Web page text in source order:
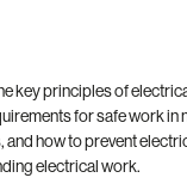
key principles of
for safe work in
and how to prevent
electrical work.